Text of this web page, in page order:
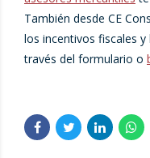
También desde CE
los incentivos fiscales
través del formulario o